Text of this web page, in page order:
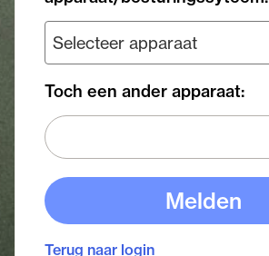
Toch een ander apparaat:
Melden
Terug naar login